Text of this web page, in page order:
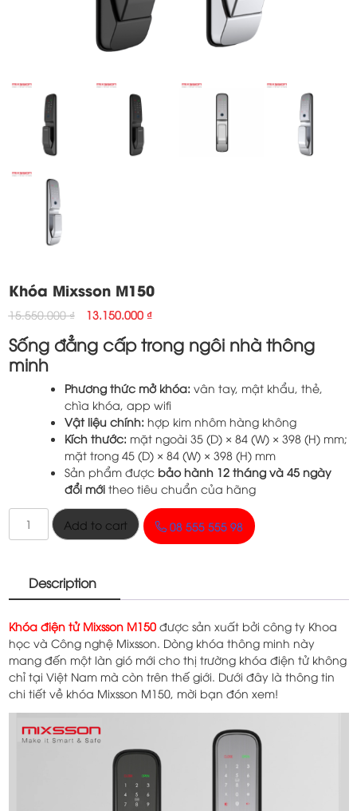
Khóa Mixsson M150
15.550.000₫
Original
was:
13.150.000 ₫Current
is:
Sống đẳng cấp trong ngôi nhà thông
minh
Phương thức mở khóa: vân tay, mật khẩu, thẻ,
chìa khóa, app wifi
Vật liệu chính: hợp kim nhôm hàng không
Kích thước: mặt ngoài 35 (D) × 84 (W) × 398 (H) mm;
mặt trong 45(D) × 84 (W) × 398 (H) mm
Sản phẩm đượcbảo hành 12 tháng và 45 ngày
đổi mớitheo tiêu chuẩn của hãng
Mixsson
Add to cart 08 555 555 98
Description
Khóa điện tử Mixsson M150được sản xuất bởi công ty Khoa
học và Công nghệ Mixsson. Dòng khóa thông minh này
mang đến một làn gió mới cho thị trường khóa điện tử không
chỉ tại Việt Nam mà còn trên thế giới. Dưới đây là thông tin
chi tiết về khóa Mixsson M150, mời bạn đón xem!